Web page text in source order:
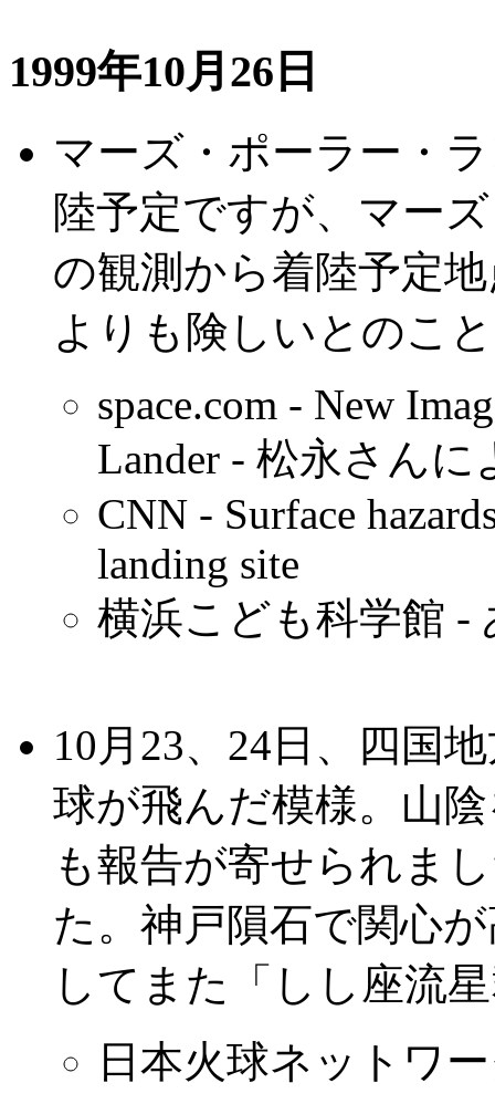
1999年10月26日
マーズ・ポーラー・
陸予定ですが、マー
の観測から着陸予定
よりも険しいとのこ
space.com - New
Lander - 松永さんに
CNN - Surface
landing site
横浜こども科学館 -
10月23、24日、四国
球が飛んだ模様。山
も報告が寄せられま
た。神戸隕石で関心
してまた「しし座流
日本火球ネットワ